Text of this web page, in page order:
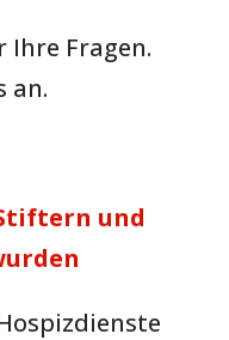
Fragen.
an.
und